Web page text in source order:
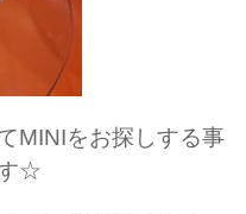
MINIをお探しする事
☆